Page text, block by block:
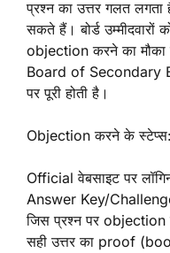
प्रश्न का उत्तर गलत
सकते हैं। बोर्ड उम्मीदवारों
objection करने का मौका
Board of Secondary
पर पूरी होती है।
Objection करने के स्टेप्स:
Official वेबसाइट पर
Answer Key/
जिस प्रश्न पर
सही उत्तर का proof